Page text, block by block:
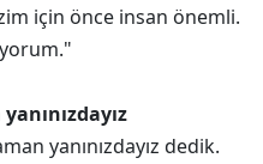
için önce insan önemli.
yanınızdayız dedik.